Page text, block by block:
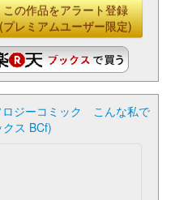
この作品をアラート登録
(プレミアムユーザー限定)
ロジーコミック こんな私で
ス BCf)